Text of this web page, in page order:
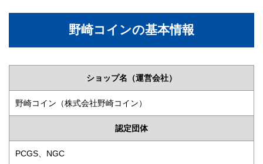
野崎コインの基本情報
ショップ名（運営会社）
野崎コイン（株式会社野崎コイン）
認定団体
PCGS、NGC